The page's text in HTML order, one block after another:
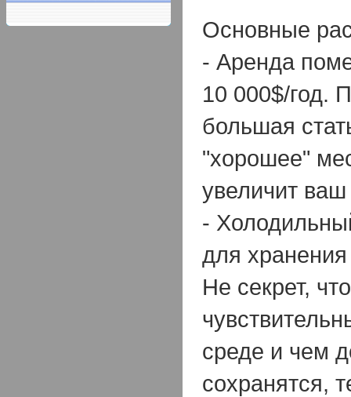
Основные
- Аренда
10 000$/год.
большая
"хорошее"
увеличит
-
для
Не секрет,
среде и чем
сохранятся,